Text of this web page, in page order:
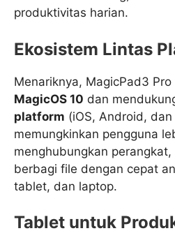
produktivitas harian.
Ekosistem Lintas
Menariknya, MagicPad3
MagicOS 10 dan
platform (iOS, Android,
memungkinkan pengguna
menghubungkan
berbagi file dengan cepat
tablet, dan laptop.
Tablet untuk